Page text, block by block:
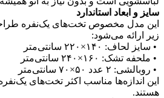
استاندارد
تخت‌های یک‌نفره طراحی شده
می‌شود:
سانتی‌متر
سانتی‌متر
مناسب اکثر تخت‌های یک‌نفره نوجوان